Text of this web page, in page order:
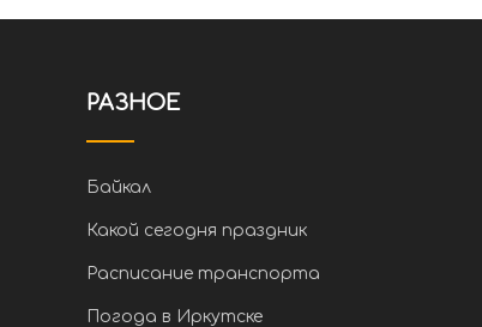
РАЗНОЕ
Байкал
Какой сегодня праздник
Расписание транспорта
Погода в Иркутске